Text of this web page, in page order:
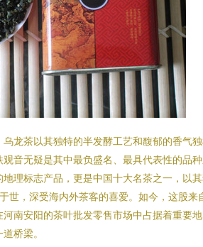
龙茶以其独特的半发酵工艺和馥郁的香气
音无疑是其中最负盛名、最具代表性的品
理标志产品，更是中国十大名茶之一，以
世，深受海内外茶客的喜爱。如今，这股来
南安阳的茶叶批发零售市场中占据着重要地
桥梁。